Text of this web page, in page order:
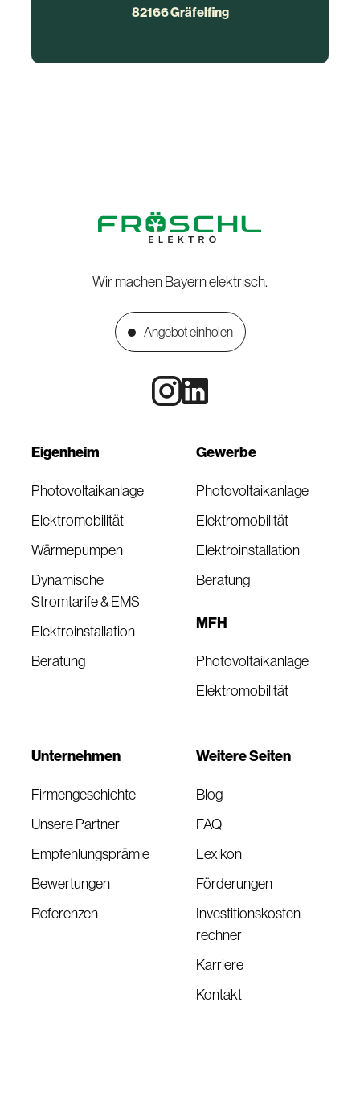
82166 Gräfelfing
Wir machen Bayern elektrisch.
Angebot einholen
Eigenheim
Photovoltaikanlage
Elektromobilität
Wärmepumpen
Dynamische
Stromtarife & EMS
Elektroinstallation
Beratung
Gewerbe
Photovoltaikanlage
Elektromobilität
Elektroinstallation
Beratung
MFH
Photovoltaikanlage
Elektromobilität
Unternehmen
Firmengeschichte
Unsere Partner
Empfehlungsprämie
Bewertungen
Referenzen
Weitere Seiten
Blog
FAQ
Lexikon
Förderungen
Investitionskosten-
rechner
Karriere
Kontakt